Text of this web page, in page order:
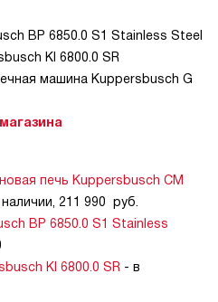
BP 6850.0 S1 Stainless Steel
KI 6800.0 SR
машина Kuppersbusch G
печь Kuppersbusch CM
211 990 руб.
BP 6850.0 S1 Stainless
KI 6800.0 SR - в